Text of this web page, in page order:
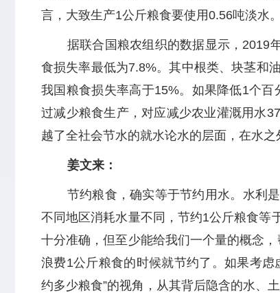
言，大致生产1公斤粮食要使用0.56吨淡水
据联合国粮农组织的数据显示，2019
食损失率最低为7.8%。其中根类、块茎和
我国粮食损失率高于15%。如果降低1个
过减少粮食生产，对应减少农业灌溉用水
越了全社会节水的就水论水的层面，在水之
姜文来：
节约粮食，确实等于节约用水。水利
不同地区消耗水量不同，节约1公斤粮食等
十分准确，但至少能给我们一个量的概念
浪费1公斤粮食的时候就节约了。如果考
约多少粮食”的视角，从其背后隐含的水、